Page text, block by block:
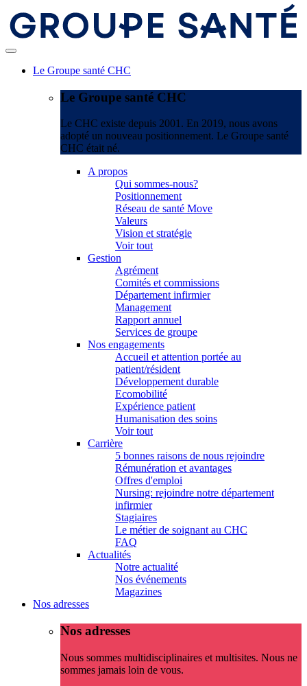
Le Groupe santé CHC
Le Groupe santé CHC
Le CHC existe depuis 2001. En 2019, nous avons
adopté un nouveau positionnement. Le Groupe santé
CHC était né.
A propos
Qui sommes-nous?
Positionnement
Réseau de santé Move
Valeurs
Vision et stratégie
Voir tout
Gestion
Agrément
Comités et commissions
Département infirmier
Management
Rapport annuel
Services de groupe
Nos engagements
Accueil et attention portée au
patient/résident
Développement durable
Ecomobilité
Expérience patient
Humanisation des soins
Voir tout
Carrière
5 bonnes raisons de nous rejoindre
Rémunération et avantages
Offres d'emploi
Nursing: rejoindre notre département
infirmier
Stagiaires
Le métier de soignant au CHC
FAQ
Actualités
Notre actualité
Nos événements
Magazines
Nos adresses
Nos adresses
Nous sommes multidisciplinaires et multisites. Nous ne
sommes jamais loin de vous.